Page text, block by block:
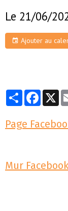
Le 21/06/
Ajouter au
Partager X
Page
Mur